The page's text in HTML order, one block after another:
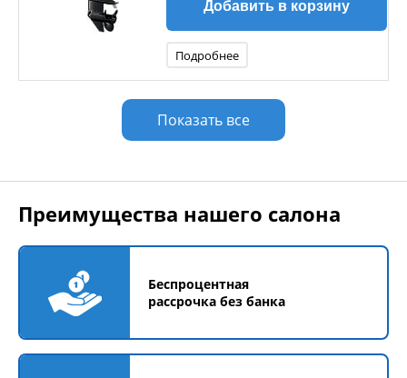
Добавить в корзину
Подробнее
Показать все
Преимущества нашего салона
Беспроцентная
рассрочка без банка